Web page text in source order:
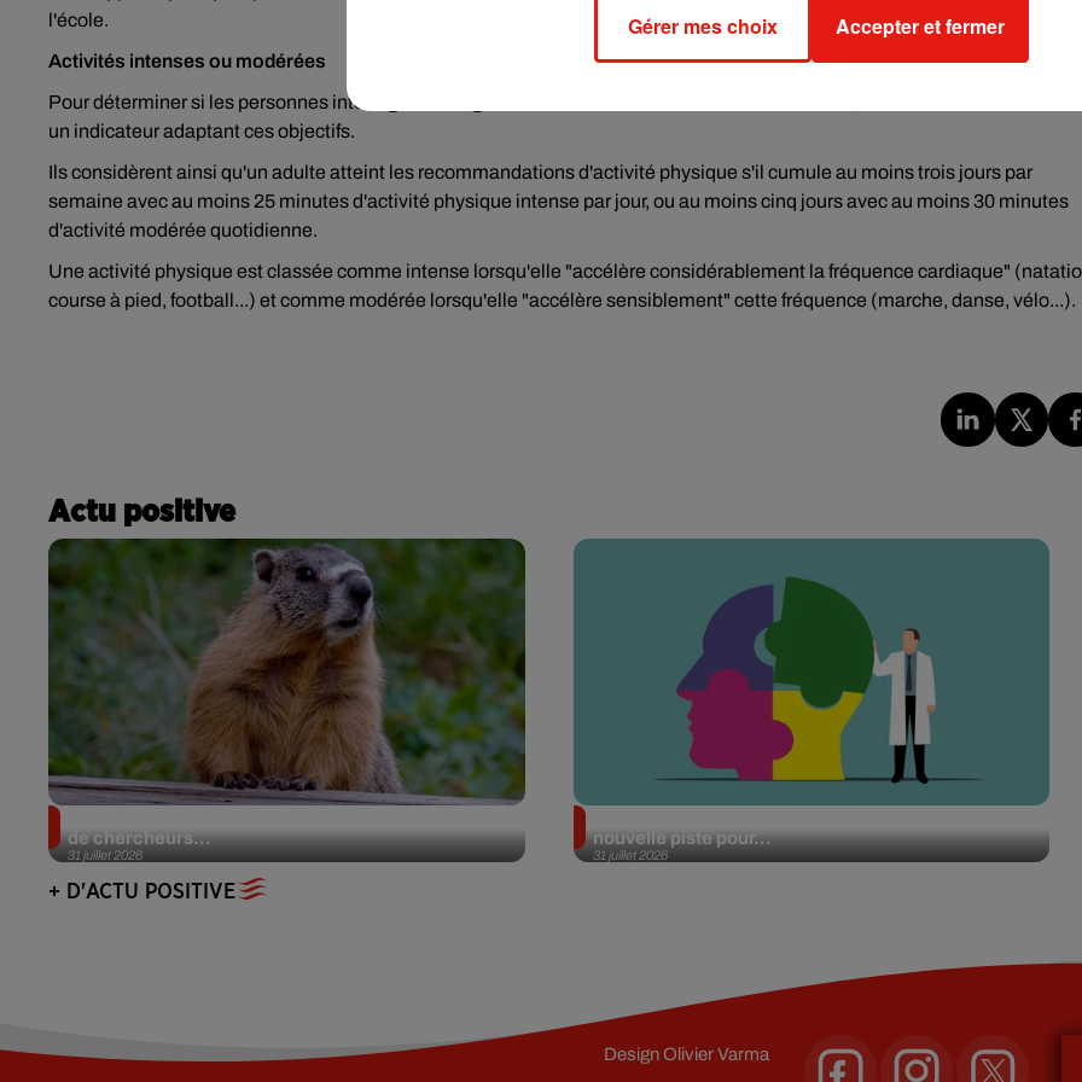
l'école.
Activités intenses ou modérées
Pour déterminer si les personnes interrogées atteignent ou non les recommandations de l'OMS, les chercheurs ont
un indicateur adaptant ces objectifs.
Ils considèrent ainsi qu'un adulte atteint les recommandations d'activité physique s'il cumule au moins trois jours par
semaine avec au moins 25 minutes d'activité physique intense par jour, ou au moins cinq jours avec au moins 30 minutes
d'activité modérée quotidienne.
Une activité physique est classée comme intense lorsqu'elle "accélère considérablement la fréquence cardiaque"
course à pied, football...) et comme modérée lorsqu'elle "accélère sensiblement" cette fréquence (marche, danse, vélo...).
Actu positive
31 juillet 2026
de chercheurs...
31 juillet 2026
nouvelle piste pour...
+ D'ACTU POSITIVE
DesignOlivier Varma
Gérer mes choix Accepter et fermer